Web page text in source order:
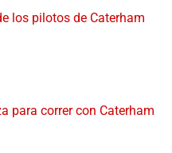
los pilotos de Caterham
para correr con Caterham